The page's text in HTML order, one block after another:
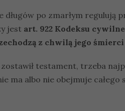
długów po zmarłym regulują
jest art. 922 Kodeksu
z chwilą jego
zostawił testament, trzeba
ma albo nie obejmuje